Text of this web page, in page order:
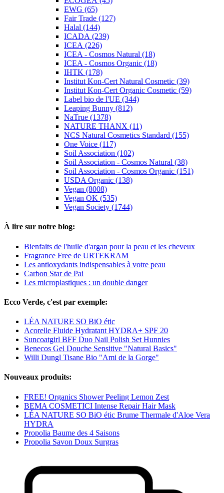
EWG (65)
Fair Trade (127)
Halal (144)
ICADA (239)
ICEA (226)
ICEA - Cosmos Natural (18)
ICEA - Cosmos Organic (18)
IHTK (178)
Institut Kon-Cert Natural Cosmetic (39)
Institut Kon-Cert Organic Cosmetic (59)
Label bio de l'UE (344)
Leaping Bunny (812)
NaTrue (1378)
NATURE THANX (11)
NCS Natural Cosmetics Standard (155)
One Voice (117)
Soil Association (102)
Soil Association - Cosmos Natural (38)
Soil Association - Cosmos Organic (151)
USDA Organic (138)
Vegan (8008)
Vegan OK (535)
Vegan Society (1744)
À lire sur notre blog:
Bienfaits de l'huile d'argan pour la peau et les cheveux
Fragrance Free de URTEKRAM
Les antioxydants indispensables à votre peau
Carbon Star de Pai
Les microplastiques : un double danger
Ecco Verde, c'est par exemple:
LÉA NATURE SO BiO étic
Acorelle Fluide Hydratant HYDRA+ SPF 20
Suncoatgirl BFF Duo Nail Polish Set Hunnies
Benecos Gel Douche Sensitive "Natural Basics"
Willi Dungl Tisane Bio "Ami de la Gorge"
Nouveaux produits:
FREE! Organics Shower Peeling Lemon Zest
BEMA COSMETICI Intense Repair Hair Mask
LÉA NATURE SO BiO étic Brume Thermale d'Aloe Vera
HYDRA
Propolia Baume des 4 Saisons
Propolia Savon Doux Surgras